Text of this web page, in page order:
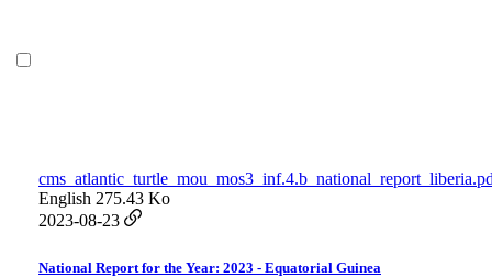
English 275.43 Ko
2023-08-23
National Report for the Year: 2023 - Equatorial Guinea